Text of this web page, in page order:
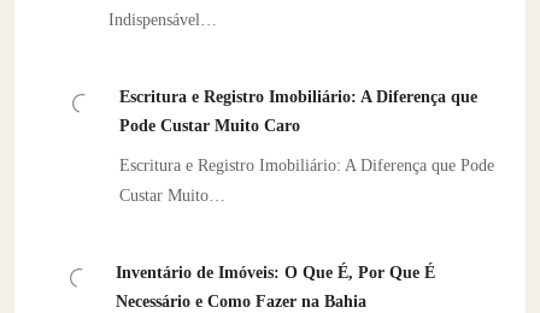
Indispensável…
Escritura e Registro Imobiliário: A Diferença que
Pode Custar Muito Caro
Escritura e Registro Imobiliário: A Diferença que Pode
Custar Muito…
Inventário de Imóveis: O Que É, Por Que É
Necessário e Como Fazer na Bahia